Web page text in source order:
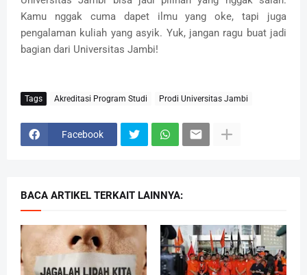
Kamu nggak cuma dapet ilmu yang oke, tapi juga
pengalaman kuliah yang asyik. Yuk, jangan ragu buat jadi
bagian dari Universitas Jambi!
Tags Akreditasi Program Studi Prodi Universitas Jambi
Facebook
BACA ARTIKEL TERKAIT LAINNYA: